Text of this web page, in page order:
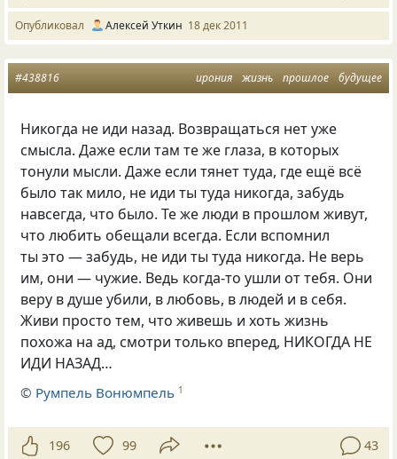
Опубликовал Алексей Уткин 18 дек 2011
ирония жизнь прошлое будущее
#438816
Никогда не иди назад. Возвращаться нет уже
смысла. Даже если там те же глаза, в которых
тонули мысли. Даже если тянет туда, где ещё всё
было так мило, не иди ты туда никогда, забудь
навсегда, что было. Те же люди в прошлом живут,
что любить обещали всегда. Если вспомнил
ты это — забудь, не иди ты туда никогда. Не верь
им, они — чужие. Ведь когда-то ушли от тебя. Они
веру в душе убили, в любовь, в людей и в себя.
Живи просто тем, что живешь и хоть жизнь
похожа на ад, смотри только вперед, НИКОГДА НЕ
ИДИ НАЗАД…
© Румпель Вонюмпель 1
196 99 43